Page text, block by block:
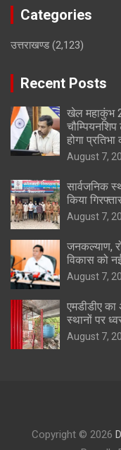
Categories
उत्तराखण्ड(2,123)
Recent Posts
खेल महाकुंभ
होगा
August 7,
सार्वजनिक
किया
August 7,
जनकल्याण,
विकास को
August 7,
एमडीडीए का
स्थानों पर
August 7,
Copyright © 2026